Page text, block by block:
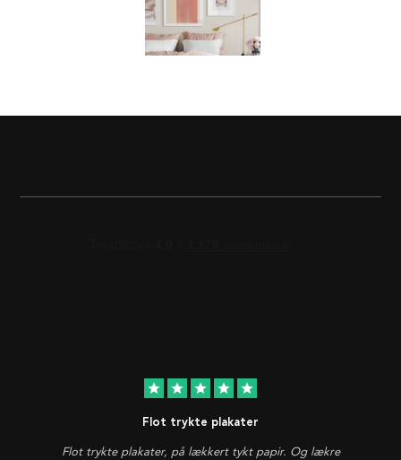
star star star star star
Flot trykte plakater
Flot trykte plakater, på lækkert tykt papir. Og lækre